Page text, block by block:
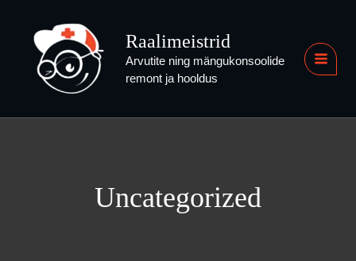
content
Raalimeistrid
Arvutite ning mängukonsoolide
remont ja hooldus
Uncategorized